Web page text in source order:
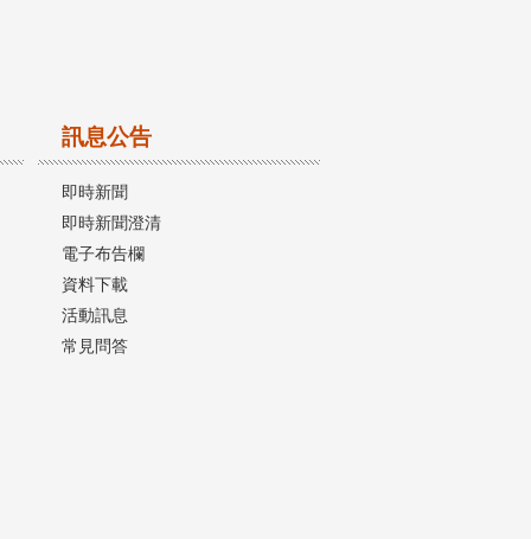
訊息公告
即時新聞
即時新聞澄清
電子布告欄
資料下載
活動訊息
常見問答